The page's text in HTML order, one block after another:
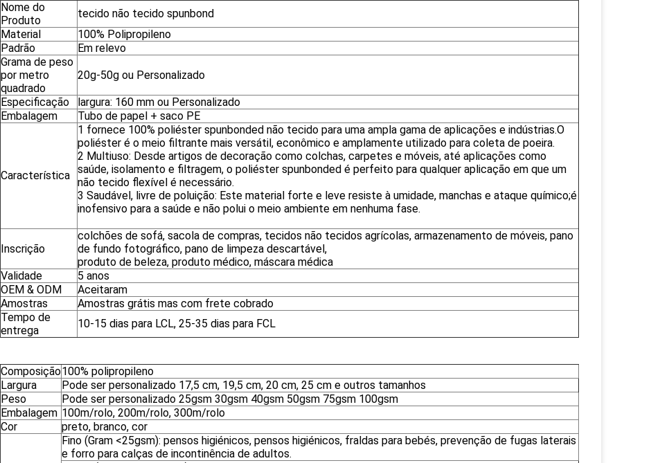
Nome do
Produto
tecido não tecido spunbond
Material
100% Polipropileno
Padrão
Em relevo
Grama de peso
por metro
quadrado
20g-50g ou Personalizado
Especificação
largura: 160 mm ou Personalizado
Embalagem
Tubo de papel + saco PE
Característica
1 fornece 100% poliéster spunbonded não tecido para uma ampla gama de aplicações e indústrias.O
poliéster é o meio filtrante mais versátil, econômico e amplamente utilizado para coleta de poeira.
2 Multiuso: Desde artigos de decoração como colchas, carpetes e móveis, até aplicações como
saúde, isolamento e filtragem, o poliéster spunbonded é perfeito para qualquer aplicação em que um
não tecido flexível é necessário.
3 Saudável, livre de poluição: Este material forte e leve resiste à umidade, manchas e ataque químico;é
inofensivo para a saúde e não polui o meio ambiente em nenhuma fase.
Inscrição
colchões de sofá, sacola de compras, tecidos não tecidos agrícolas, armazenamento de móveis, pano
de fundo fotográfico, pano de limpeza descartável,
produto de beleza, produto médico, máscara médica
Validade
5 anos
OEM & ODM
Aceitaram
Amostras
Amostras grátis mas com frete cobrado
Tempo de
entrega
10-15 dias para LCL, 25-35 dias para FCL
Composição100% polipropileno
Largura
Pode ser personalizado 17,5 cm, 19,5 cm, 20 cm, 25 cm e outros tamanhos
Peso
Pode ser personalizado 25gsm 30gsm 40gsm 50gsm 75gsm 100gsm
Embalagem 100m/rolo, 200m/rolo, 300m/rolo
Cor
preto, branco, cor
Fino (Gram <25gsm): pensos higiénicos, pensos higiénicos, fraldas para bebés, prevenção de fugas laterais
e forro para calças de incontinência de adultos.